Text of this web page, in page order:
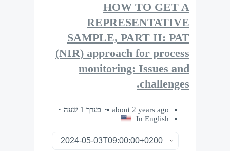
HOW TO GET A
REPRESENTATIVE
SAMPLE, PART II: PAT
(NIR) approach for process
monitoring: Issues and
challenges.
about 2 years ago
בערך 1 שעה
In English